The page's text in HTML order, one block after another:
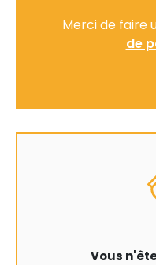
Merci de faire
de
Vous